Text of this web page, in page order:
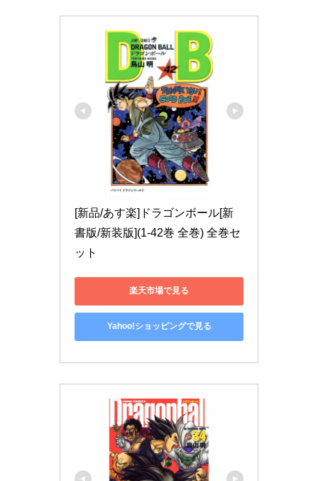
[新品/あす楽]ドラゴンボール[新
書版/新装版](1-42巻 全巻) 全巻セ
ット
楽天市場で見る
Yahoo!ショッピングで見る